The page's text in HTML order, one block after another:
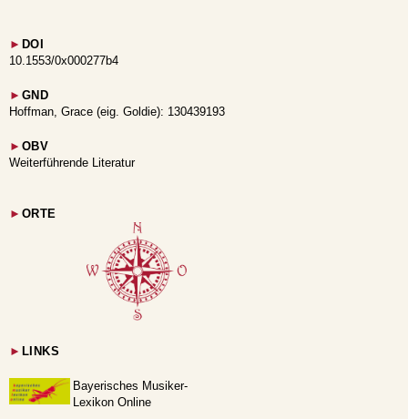
► DOI
10.1553/0x000277b4
► GND
Hoffman, Grace (eig. Goldie): 130439193
► OBV
Weiterführende Literatur
► ORTE
► LINKS
Bayerisches Musiker-
Lexikon Online